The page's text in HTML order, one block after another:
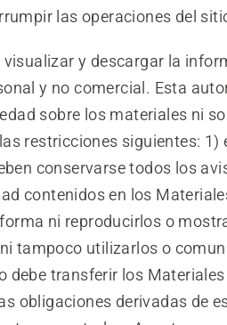
las operaciones del
visualizar y descargar la
y no comercial. Esta
sobre los materiales ni
restricciones siguientes: 1)
conservarse todos los
contenidos en los
ni reproducirlos o
tampoco utilizarlos o
debe transferir los
obligaciones derivadas de